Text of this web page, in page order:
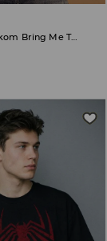
Majica s uzorkom Bring Me The Horizon